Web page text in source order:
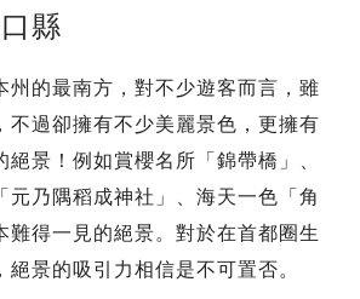
縣
州的最南方，對不少遊客而言，雖
不過卻擁有不少美麗景色，更擁有
絕景！例如賞櫻名所「錦帶橋」、
元乃隅稻成神社」、海天一色「角
難得一見的絕景。對於在首都圈生
絕景的吸引力相信是不可置否。